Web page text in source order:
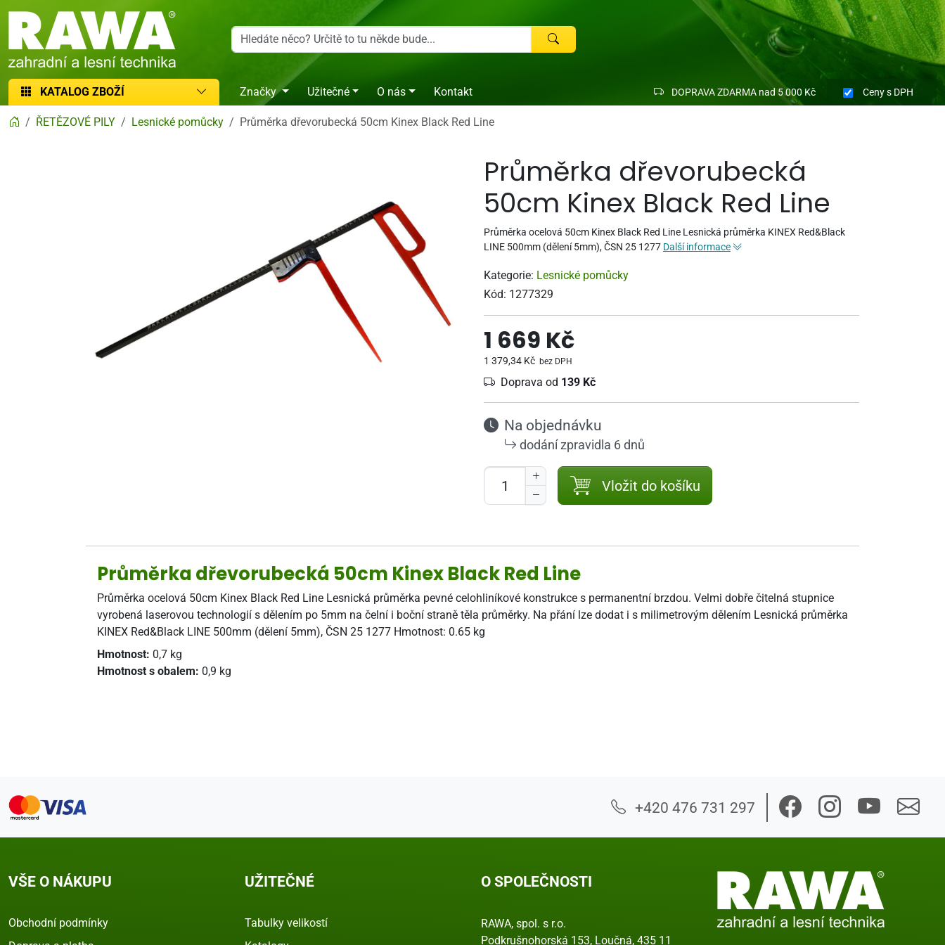
RAWA zahradní a lesní technika
KATALOG ZBOŽÍ Značky Užitečné O nás Kontakt DOPRAVA ZDARMA nad 5 000 Kč Cenys DPH
ŘETĚZOVÉ PILY Lesnické pomůcky Průměrka dřevorubecká 50cm Kinex Black Red Line
Průměrka dřevorubecká
50cm Kinex Black Red Line
Průměrka ocelová 50cm Kinex Black Red Line Lesnická průměrka KINEX Red&Black
LINE 500mm (dělení 5mm), ČSN 25 1277 Další informace
Kategorie: Lesnické pomůcky
Kód: 1277329
1 669 Kč
1 379,34 Kč bez DPH
Doprava od 139 Kč
Na objednávku
dodání zpravidla 6 dnů
Vložit do košíku
Průměrka dřevorubecká 50cm Kinex Black Red Line
Průměrka ocelová 50cm Kinex Black Red Line Lesnická průměrka pevné celohliníkové konstrukce s permanentní brzdou. Velmi dobře čitelná stupnice
vyrobená laserovou technologií s dělením po 5mm na čelní i boční straně těla průměrky. Na přání lze dodat i s milimetrovým dělením Lesnická průměrka
KINEX Red&Black LINE 500mm (dělení 5mm), ČSN 25 1277 Hmotnost: 0.65 kg
Hmotnost: 0,7 kg
Hmotnost s obalem: 0,9 kg
+420 476 731 297
VŠE O NÁKUPU
Obchodní podmínky
UŽITEČNÉ
Tabulky velikostí
O SPOLEČNOSTI
RAWA, spol. s r.o.
Podkrušnohorská 153, Loučná, 435 11